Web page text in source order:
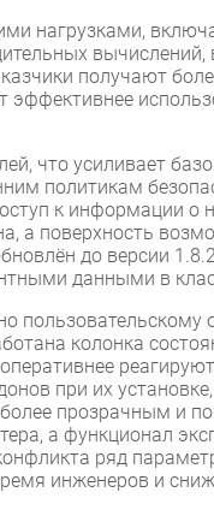
нагрузками,
получают
эффективнее
что усиливает
политикам
к информации о
а поверхность
до версии
данными в
колонка
при их
прозрачным и
а функционал
ряд
инженеров и